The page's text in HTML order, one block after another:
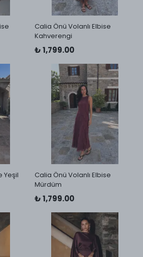
Calia Önü Volanlı Elbise
Kahverengi
₺ 1,799.00
Yeşil
Calia Önü Volanlı Elbise
Mürdüm
₺ 1,799.00